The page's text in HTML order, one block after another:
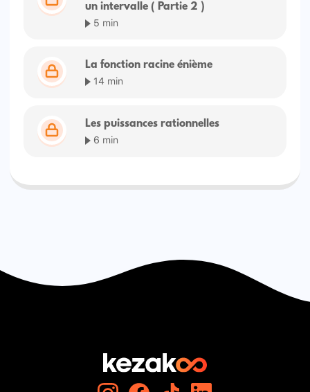
un intervalle ( Partie 2 )
5 min
La fonction racine énième
14 min
Les puissances rationnelles
6 min